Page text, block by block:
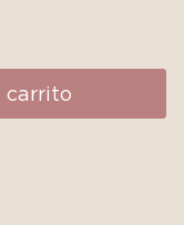
carrito